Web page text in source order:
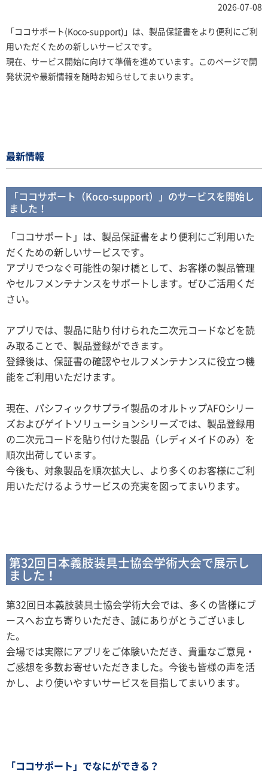
2026-07-08
「ココサポート(Koco-support)」は、製品保証書をより便利にご利
用いただくための新しいサービスです。
現在、サービス開始に向けて準備を進めています。このページで開
発状況や最新情報を随時お知らせしてまいります。
最新情報
「ココサポート（Koco-support）」のサービスを開始し
ました！
「ココサポート」は、製品保証書をより便利にご利用いた
だくための新しいサービスです。
アプリでつなぐ可能性の架け橋として、お客様の製品管理
やセルフメンテナンスをサポートします。ぜひご活用くだ
さい。
アプリでは、製品に貼り付けられた二次元コードなどを読
み取ることで、製品登録ができます。
登録後は、保証書の確認やセルフメンテナンスに役立つ機
能をご利用いただけます。
現在、パシフィックサプライ製品のオルトップAFOシリー
ズおよびゲイトソリューションシリーズでは、製品登録用
の二次元コードを貼り付けた製品（レディメイドのみ）を
順次出荷しています。
今後も、対象製品を順次拡大し、より多くのお客様にご利
用いただけるようサービスの充実を図ってまいります。
第32回日本義肢装具士協会学術大会で展示し
ました！
第32回日本義肢装具士協会学術大会では、多くの皆様にブ
ースへお立ち寄りいただき、誠にありがとうございまし
た。
会場では実際にアプリをご体験いただき、貴重なご意見・
ご感想を多数お寄せいただきました。今後も皆様の声を活
かし、より使いやすいサービスを目指してまいります。
「ココサポート」でなにができる？